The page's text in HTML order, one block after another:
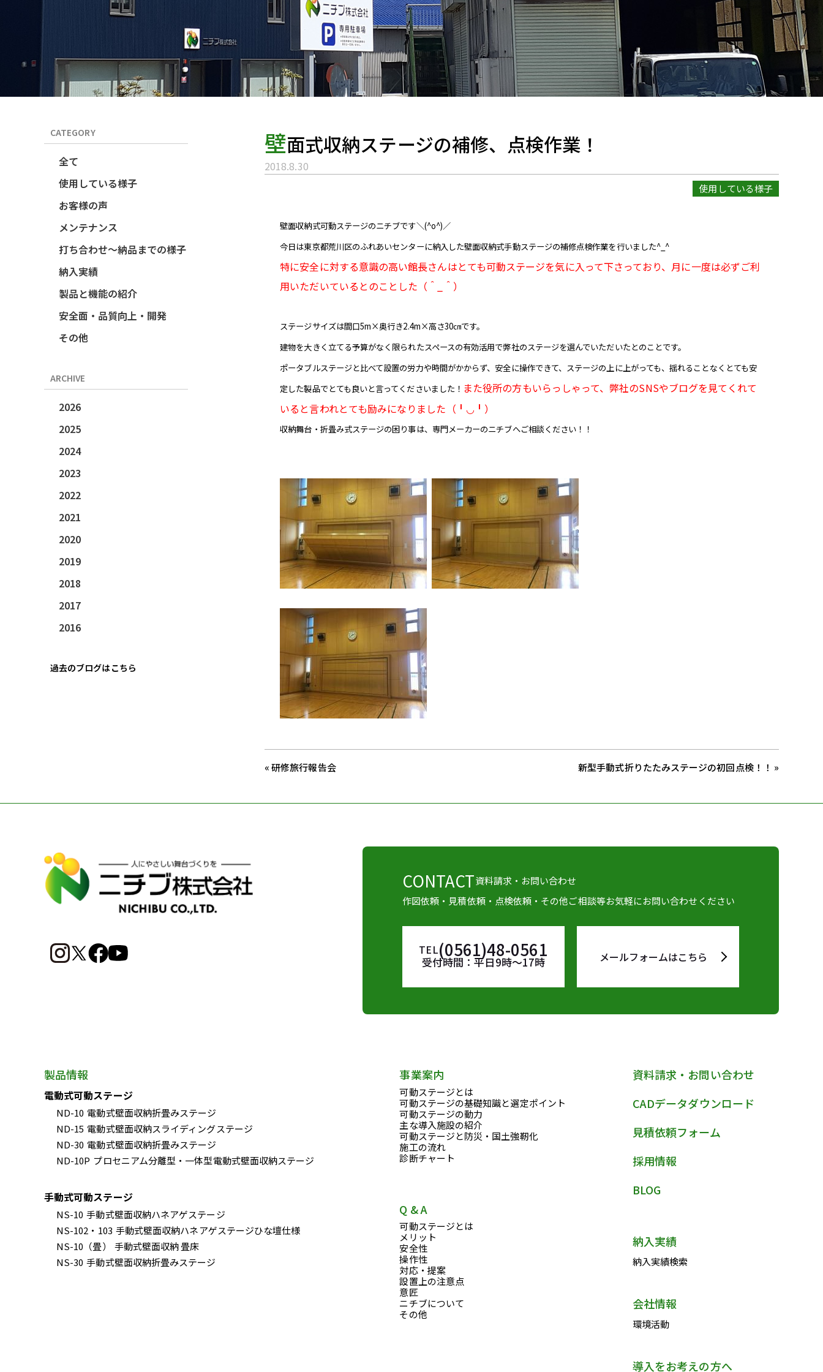
CATEGORY
全て
使用している様子
お客様の声
メンテナンス
打ち合わせ～納品までの様子
納入実績
製品と機能の紹介
安全面・品質向上・開発
その他
ARCHIVE
2026
2025
2024
2023
2022
2021
2020
2019
2018
2017
2016
過去のブログはこちら
壁面式収納ステージの補修、点検作業！
2018.8.30
使用している様子
壁面収納式可動ステージのニチブです＼(^o^)／
今日は東京都荒川区のふれあいセンターに納入した壁面収納式手動ステージの補修点検作業を行いました^_^
特に安全に対する意識の高い館長さんはとても可動ステージを気に入って下さっており、月に一度は必ずご利
用いただいているとのことした（＾_＾）
ステージサイズは間口5m×奥行き2.4m×高さ30㎝です。
建物を大きく立てる予算がなく限られたスペースの有効活用で弊社のステージを選んでいただいたとのことです。
ポータブルステージと比べて設置の労力や時間がかからず、安全に操作できて、ステージの上に上がっても、揺れることなくとても安
定した製品でとても良いと言ってくださいました！ また役所の方もいらっしゃって、弊社のSNSやブログを見てくれて
いると言われとても励みになりました（╹◡╹）
収納舞台・折畳み式ステージの困り事は、専門メーカーのニチブへご相談ください！！
« 研修旅行報告会 新型手動式折りたたみステージの初回点検！！ »
CONTACT資料請求・お問い合わせ
作図依頼・見積依頼・点検依頼・その他ご相談等お気軽にお問い合わせください
TEL(0561)48-0561
受付時間：平日9時～17時 メールフォームはこちら
製品情報
電動式可動ステージ
ND-10 電動式壁面収納折畳みステージ
ND-15 電動式壁面収納スライディングステージ
ND-30 電動式壁面収納折畳みステージ
ND-10P プロセニアム分離型・一体型電動式壁面収納ステージ
手動式可動ステージ
NS-10 手動式壁面収納ハネアゲステージ
NS-102・103 手動式壁面収納ハネアゲステージひな壇仕様
NS-10（畳）
手動式壁面収納 畳床
NS-30 手動式壁面収納折畳みステージ
事業案内
可動ステージとは
可動ステージの基礎知識と選定ポイント
可動ステージの動力
主な導入施設の紹介
可動ステージと防災・国土強靭化
施工の流れ
診断チャート
Q & A
可動ステージとは
メリット
安全性
操作性
対応・提案
設置上の注意点
意匠
ニチブについて
その他
資料請求・お問い合わせ
CADデータダウンロード
見積依頼フォーム
採用情報
BLOG
納入実績
納入実績検索
会社情報
環境活動
導入をお考えの方へ